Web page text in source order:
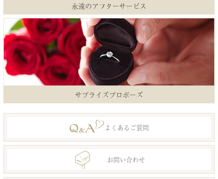
永遠のアフターサービス
サプライズプロポーズ
よくあるご質問
お問い合わせ